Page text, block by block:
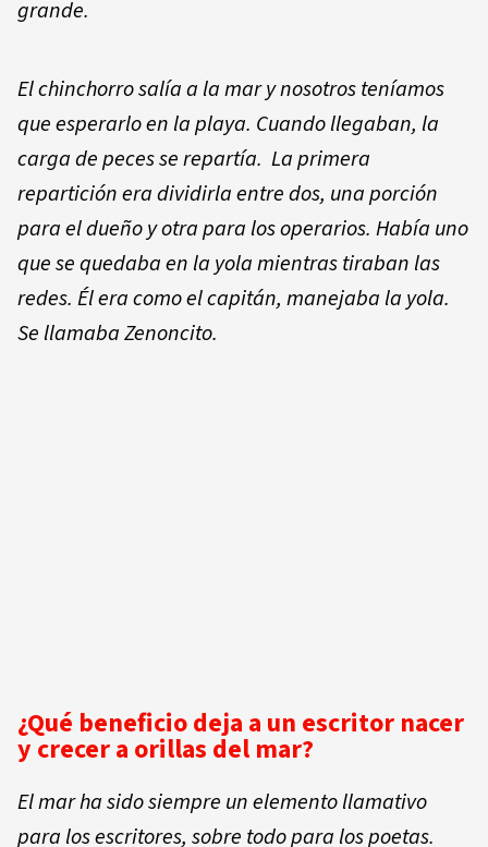
grande.
El chinchorro salía a la mar y nosotros teníamos
que esperarlo en la playa. Cuando llegaban, la
carga de peces se repartía. La primera
repartición era dividirla entre dos, una porción
para el dueño y otra para los operarios. Había uno
que se quedaba en la yola mientras tiraban las
redes. Él era como el capitán, manejaba la yola.
Se llamaba Zenoncito.
¿Qué beneficio deja a un escritor nacer
y crecer a orillas del mar?
El mar ha sido siempre un elemento llamativo
para los escritores, sobre todo para los poetas.